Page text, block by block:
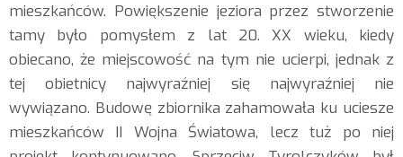
mieszkańców. Powiększenie jeziora przez stworzenie
tamy było pomysłem z lat 20. XX wieku, kiedy
obiecano, że miejscowość na tym nie ucierpi, jednak z
tej obietnicy najwyraźniej się najwyraźniej nie
wywiązano. Budowę zbiornika zahamowała ku uciesze
mieszkańców II Wojna Światowa, lecz tuż po niej